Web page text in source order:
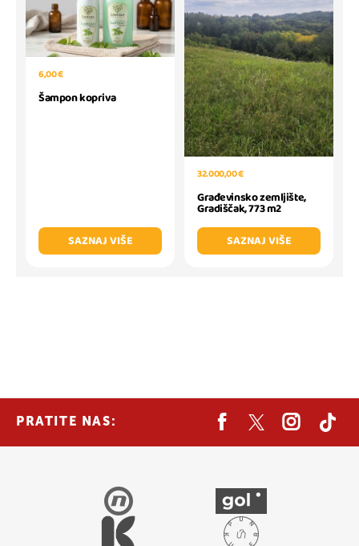
6,00 €
Šampon kopriva
SAZNAJ VIŠE
32.000,00 €
Građevinsko zemljište,
Gradiščak, 773 m2
SAZNAJ VIŠE
PRATITE NAS: